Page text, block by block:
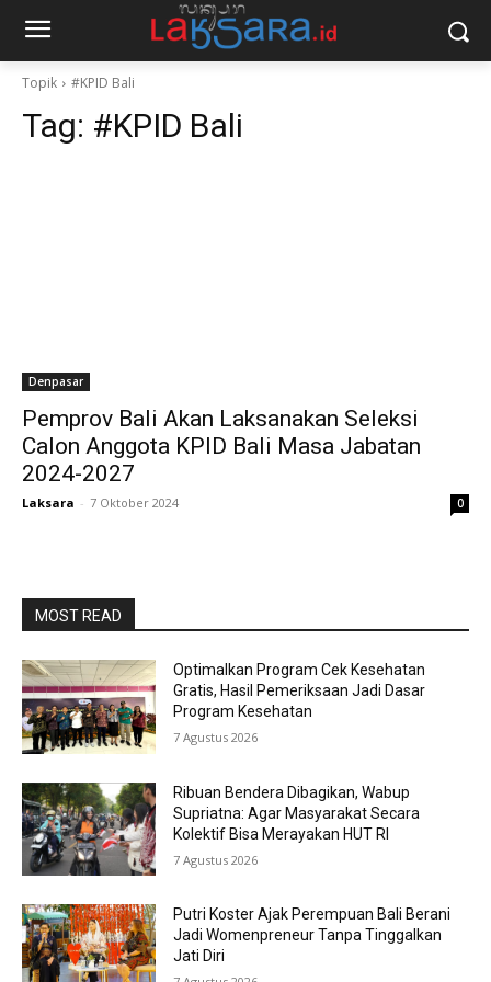
Topik #KPID Bali
Tag: #KPID Bali
Denpasar
Pemprov Bali Akan Laksanakan Seleksi
Calon Anggota KPID Bali Masa Jabatan
2024-2027
Laksara - 7 Oktober 2024 0
MOST READ
Optimalkan Program Cek Kesehatan
Gratis, Hasil Pemeriksaan Jadi Dasar
Program Kesehatan
7 Agustus 2026
Ribuan Bendera Dibagikan, Wabup
Supriatna: Agar Masyarakat Secara
Kolektif Bisa Merayakan HUT RI
7 Agustus 2026
Putri Koster Ajak Perempuan Bali Berani
Jadi Womenpreneur Tanpa Tinggalkan
Jati Diri